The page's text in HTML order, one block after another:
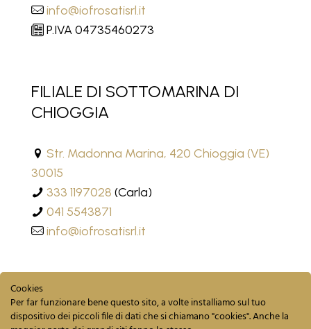
info@iofrosatisrl.it
P.IVA 04735460273
FILIALE DI SOTTOMARINA DI
CHIOGGIA
Str. Madonna Marina, 420 Chioggia (VE)
30015
333 1197028 (Carla)
041 5543871
info@iofrosatisrl.it
Cookies
Per far funzionare bene questo sito, a volte installiamo sul tuo
dispositivo dei piccoli file di dati che si chiamano "cookies". Anche la